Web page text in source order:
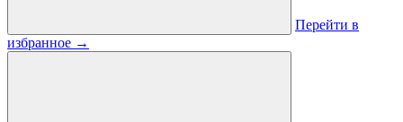
Перейти в
избранное →